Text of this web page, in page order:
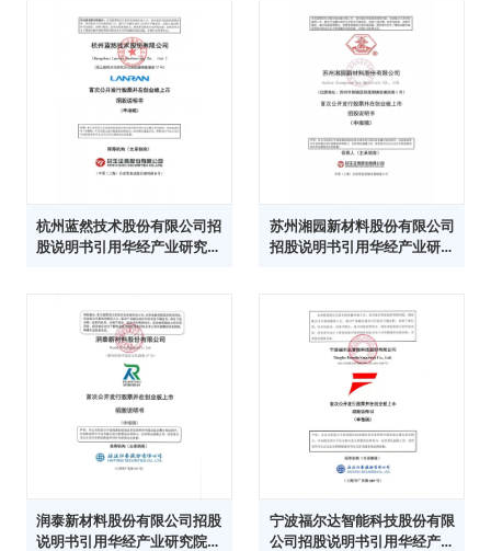
杭州蓝然技术股份有限公司招
股说明书引用华经产业研究院
苏州湘园新材料股份有限公司
招股说明书引用华经产业研究
润泰新材料股份有限公司招股
说明书引用华经产业研究院数
宁波福尔达智能科技股份有限
公司招股说明书引用华经产业